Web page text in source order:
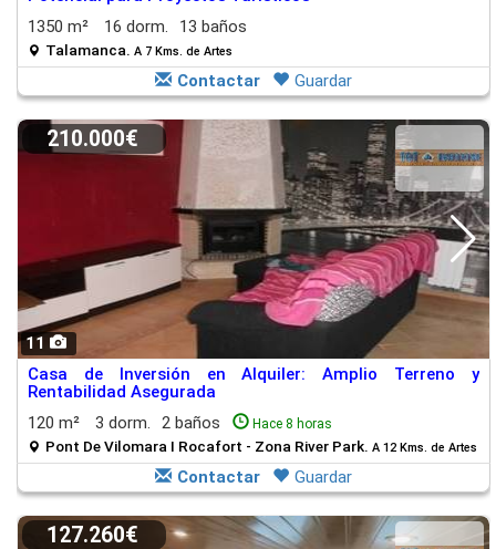
1350 m²
16 dorm. 13 baños
Talamanca. A 7 Kms. de Artes
Contactar Guardar
11
210.000€
Casa de Inversión en Alquiler: Amplio Terreno y
Rentabilidad Asegurada
120 m²
3 dorm. 2 baños Hace 8 horas
Pont De Vilomara I Rocafort - Zona River Park. A 12 Kms. de Artes
Contactar Guardar
127.260€